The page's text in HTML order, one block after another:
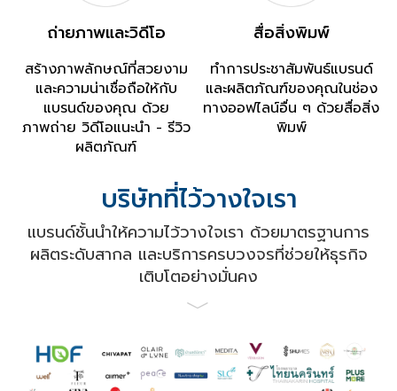
ถ่ายภาพและวิดีโอ
สร้างภาพลักษณ์ที่สวยงาม
และความน่าเชื่อถือให้กับ
แบรนด์ของคุณ ด้วย
ภาพถ่าย วิดีโอแนะนำ - รีวิว
ผลิตภัณฑ์
สื่อสิ่งพิมพ์
ทำการประชาสัมพันธ์แบรนด์
และผลิตภัณฑ์ของคุณในช่อง
ทางออฟไลน์อื่น ๆ ด้วยสื่อสิ่ง
พิมพ์
บริษัทที่ไว้วางใจเรา
แบรนด์ชั้นนำให้ความไว้วางใจเรา ด้วยมาตรฐานการ
ผลิตระดับสากล และบริการครบวงจรที่ช่วยให้ธุรกิจ
เติบโตอย่างมั่นคง
﹀